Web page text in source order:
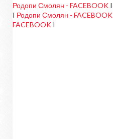
Родопи Смолян - FACEBOOK I
I Родопи Смолян - FACEBOOK
FACEBOOK I